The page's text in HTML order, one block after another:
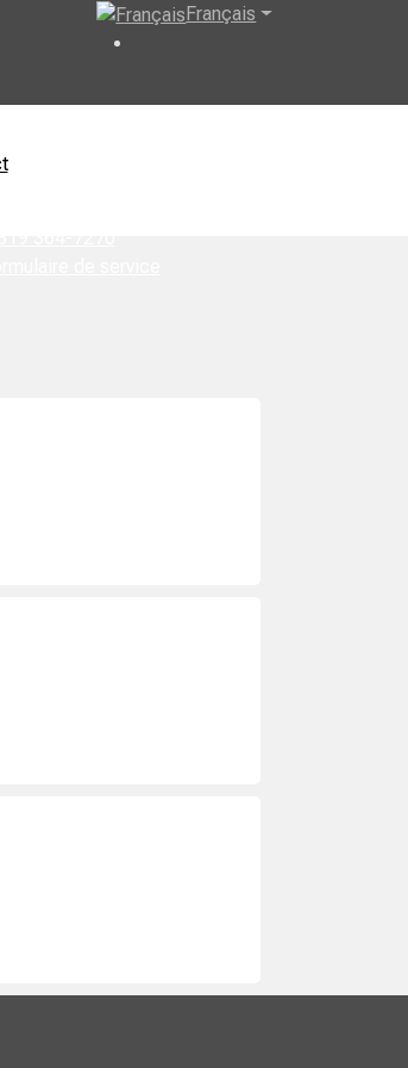
Français